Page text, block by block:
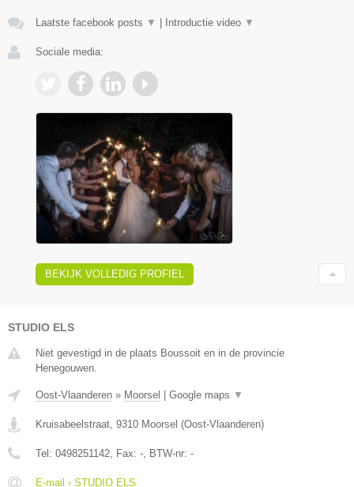
Laatste facebook posts ▼ Introductie video ▼
Sociale media:
BEKIJK VOLLEDIG PROFIEL
STUDIO ELS
Niet gevestigd in de plaats Boussoit en in de provincie
Henegouwen.
Oost-Vlaanderen » Moorsel | Google maps ▼
Kruisabeelstraat 9310 Moorsel (Oost-Vlaanderen)
Tel: 0498251142 , Fax: - , BTW-nr: -
E-mail › STUDIO ELS